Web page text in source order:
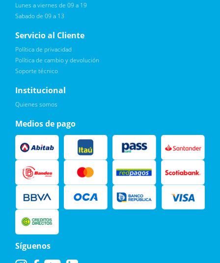
Leí, soy consciente de las condiciones para el tratamiento de
mis datos personales y doy mi consentimiento, tal y como se
Lunes a viernes de 09 a 19
Sabado de 09 a 13
Servicio al Cliente
Política de privacidad
Política de cambio y devolución
Soporte técnico
Institucional
Quienes somos
Medios de pago
Síguenos